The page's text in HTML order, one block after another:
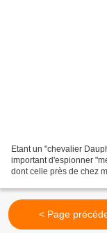
Etant un "chevalier
important d'espionner
dont celle près de chez
< Page